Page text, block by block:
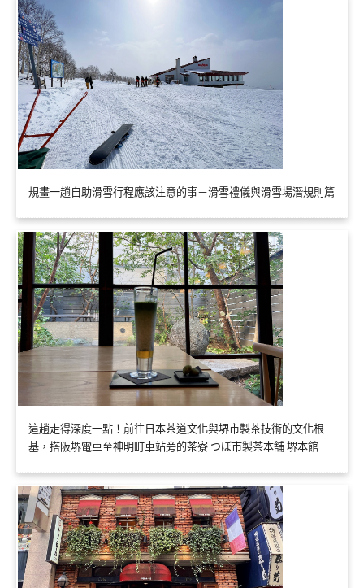
規畫一趟自助滑雪行程應該注意的事－滑雪禮儀與滑雪場潛規則篇
這趟走得深度一點！前往日本茶道文化與堺市製茶技術的文化根
基，搭阪堺電車至神明町車站旁的茶寮 つぼ市製茶本舗 堺本館